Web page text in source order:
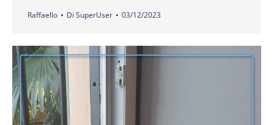
Raffaello Di SuperUser 03/12/2023